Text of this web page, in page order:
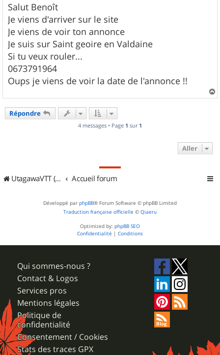
s
s
a
g
e
Salut Benoît
Je viens d'arriver sur le site
Je viens de voir ton annonce
Je suis sur Saint geoire en Valdaine
Si tu veux rouler...
0673791964
Oups je viens de voir la date de l'annonce !!
a
Répondre
4 messages • Page 1 sur 1
Aller
UtagawaVTT (Randos VTT et VTTAE avec traces GPS) Accueil forum
Développé par phpBB® Forum Software © phpBB Limited
Traduction française officielle © Qiaeru
Optimized by: phpBB SEO
Confidentialité | Conditions
Qui sommes-nous ?
Contact & Logos
Services pros
Mentions légales
Politique de
confidentialité
Consentement / Cookies
Stats des traces GPX